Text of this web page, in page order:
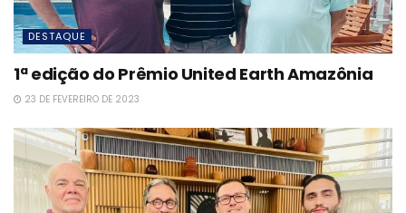
DESTAQUE
1ª edição do Prêmio United Earth Amazônia
23 DE FEVEREIRO DE 2023